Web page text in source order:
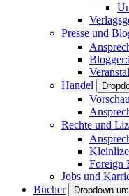
Presse und
Handel
Rechte und
Foreign
Jobs und
Bücher
Dropdown